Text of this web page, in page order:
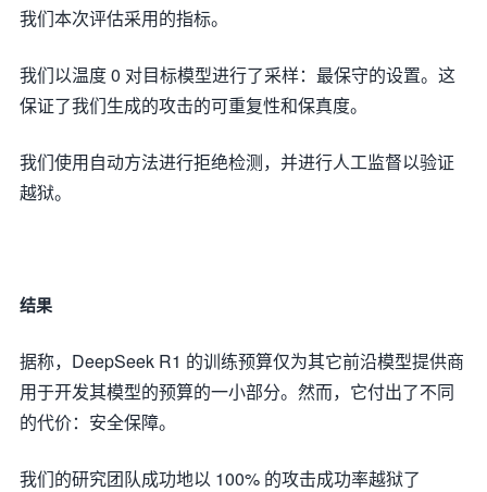
我们本次评估采用的指标。
我们以温度 0 对目标模型进行了采样：最保守的设置。这
保证了我们生成的攻击的可重复性和保真度。
我们使用自动方法进行拒绝检测，并进行人工监督以验证
越狱。
结果
据称，DeepSeek R1 的训练预算仅为其它前沿模型提供商
用于开发其模型的预算的一小部分。然而，它付出了不同
的代价：安全保障。
我们的研究团队成功地以 100% 的攻击成功率越狱了